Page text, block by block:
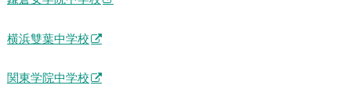
横浜雙葉中学校
関東学院中学校